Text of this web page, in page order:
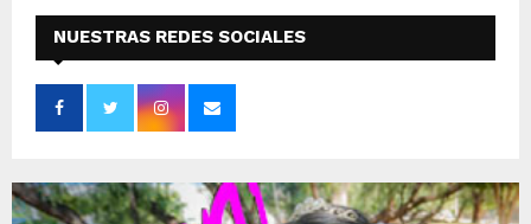
NUESTRAS REDES SOCIALES